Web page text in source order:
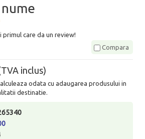
primul care da un review!
Compara
inclus)
odata cu adaugarea produsului in
destinatie.